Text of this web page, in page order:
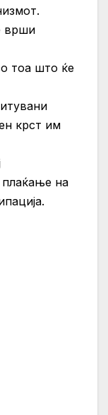
врши
тоа што ќе
крст им
на